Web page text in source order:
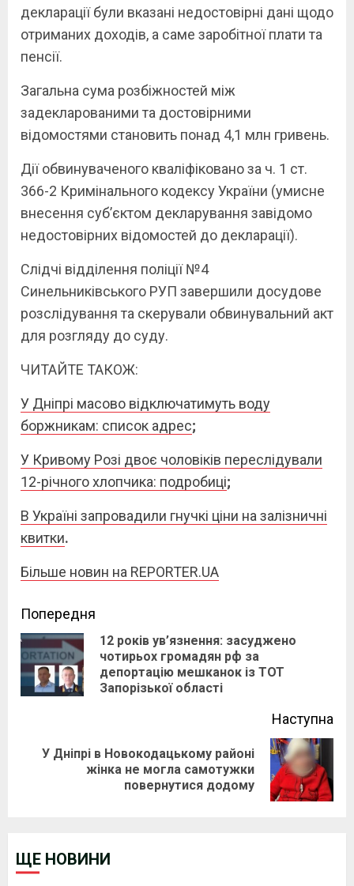
декларації були вказані недостовірні дані щодо
отриманих доходів, а саме заробітної плати та
пенсії.
Загальна сума розбіжностей між
задекларованими та достовірними
відомостями становить понад 4,1 млн гривень.
Дії обвинуваченого кваліфіковано за ч. 1 ст.
366-2 Кримінального кодексу України (умисне
внесення суб’єктом декларування завідомо
недостовірних відомостей до декларації).
Слідчі відділення поліції №4
Синельниківського РУП завершили досудове
розслідування та скерували обвинувальний акт
для розгляду до суду.
ЧИТАЙТЕ ТАКОЖ:
У Дніпрі масово відключатимуть воду
боржникам: список адрес;
У Кривому Розі двоє чоловіків переслідували
12-річного хлопчика: подробиці;
В Україні запровадили гнучкі ціни на залізничні
квитки.
Більше новин на REPORTER.UA
Continue
Reading
Попередня
12 років ув’язнення: засуджено
чотирьох громадян рф за
депортацію мешканок із ТОТ
Запорізької області
Наступна
У Дніпрі в Новокодацькому районі
жінка не могла самотужки
повернутися додому
ЩЕ НОВИНИ